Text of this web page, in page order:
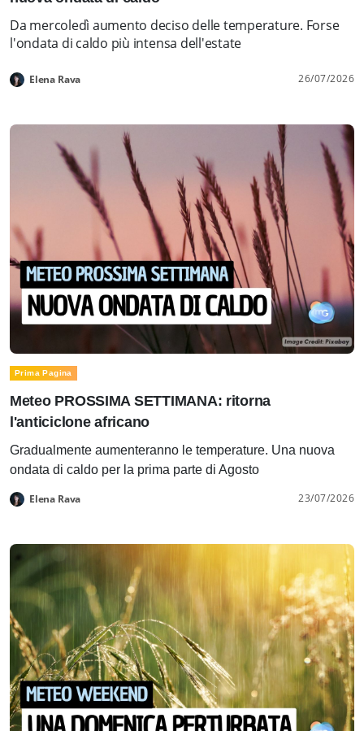
Da mercoledì aumento deciso delle temperature. Forse
l'ondata di caldo più intensa dell'estate
Elena Rava 26/07/2026
Prima Pagina
Meteo PROSSIMA SETTIMANA: ritorna
l'anticiclone africano
Gradualmente aumenteranno le temperature. Una nuova
ondata di caldo per la prima parte di Agosto
Elena Rava 23/07/2026